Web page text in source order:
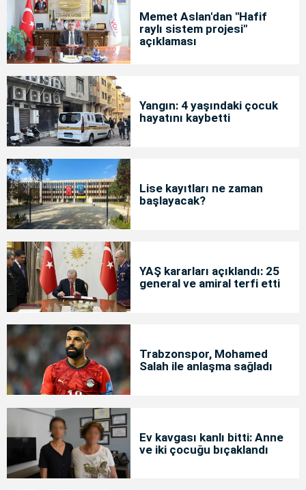
Memet Aslan'dan "Hafif
raylı sistem projesi"
açıklaması
Yangın: 4 yaşındaki çocuk
hayatını kaybetti
Lise kayıtları ne zaman
başlayacak?
YAŞ kararları açıklandı: 25
general ve amiral terfi etti
Trabzonspor, Mohamed
Salah ile anlaşma sağladı
Ev kavgası kanlı bitti: Anne
ve iki çocuğu bıçaklandı